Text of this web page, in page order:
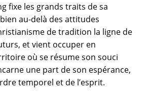
fixe les grands traits de sa
au-delà des attitudes
de tradition la ligne de
et vient occuper en
où se résume son souci
une part de son espérance,
temporel et de l’esprit.